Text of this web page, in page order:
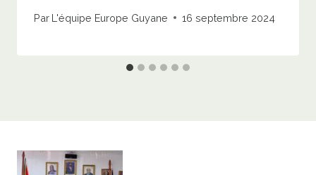
Par L'équipe Europe Guyane 16 septembre 2024